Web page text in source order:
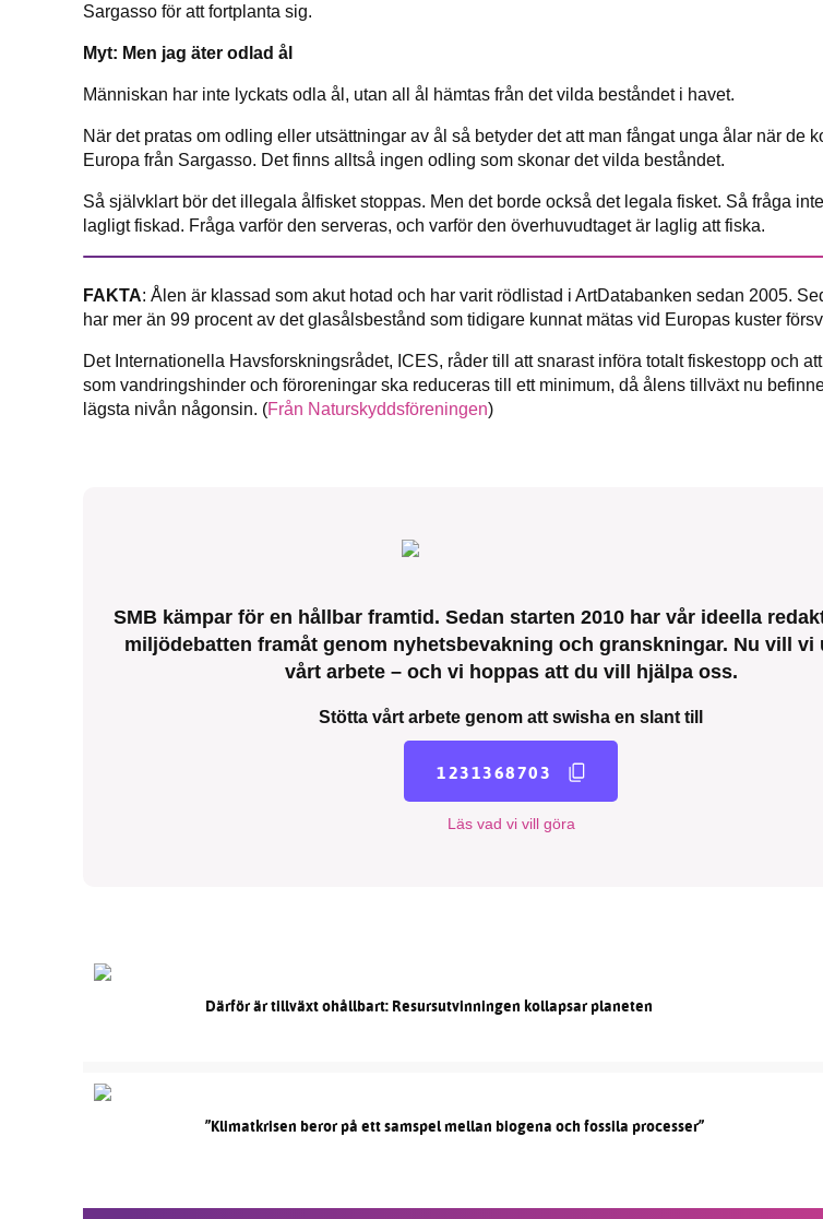
Sargasso för att fortplanta sig.
Myt: Men jag äter odlad ål
Människan har inte lyckats odla ål, utan all ål hämtas från det vilda beståndet i havet.
När det pratas om odling eller utsättningar av ål så betyder det att man fångat unga ålar när de
Europa från Sargasso. Det finns alltså ingen odling som skonar det vilda beståndet.
Så självklart bör det illegala ålfisket stoppas. Men det borde också det legala fisket. Så fråga
lagligt fiskad. Fråga varför den serveras, och varför den överhuvudtaget är laglig att fiska.
FAKTA: Ålen är klassad som akut hotad och har varit rödlistad i ArtDatabanken sedan 2005.
har mer än 99 procent av det glasålsbestånd som tidigare kunnat mätas vid Europas kuster
Det Internationella Havsforskningsrådet, ICES, råder till att snarast införa totalt fiskestopp och
som vandringshinder och föroreningar ska reduceras till ett minimum, då ålens tillväxt nu
lägsta nivån någonsin. (Från Naturskyddsföreningen)
SMB kämpar för en hållbar framtid. Sedan starten 2010 har vår ideella
miljödebatten framåt genom nyhetsbevakning och granskningar. Nu vill vi
vårt arbete – och vi hoppas att du vill hjälpa oss.
Stötta vårt arbete genom att swisha en slant till
1231368703
Läs vad vi vill göra
Därför är tillväxt ohållbart: Resursutvinningen kollapsar planeten
”Klimatkrisen beror på ett samspel mellan biogena och fossila processer”